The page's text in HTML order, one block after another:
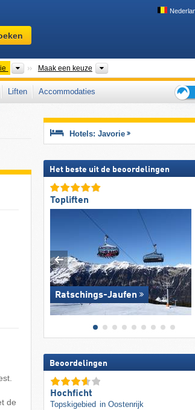
Bergketens
Maak een keuze
Liften
Accommodaties
voor
de
Hotels: Javorie
Het beste uit de beoordelingen
Topliften
Ratschings-Jaufen
Beoordelingen
Hochficht
Topskigebied in Oostenrijk